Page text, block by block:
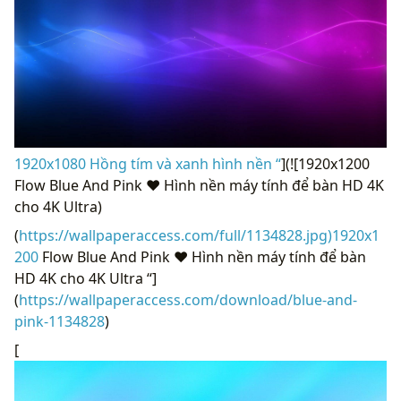
1920x1080 Hồng tím và xanh hình nền “](![1920x1200
Flow Blue And Pink ❤ Hình nền máy tính để bàn HD 4K
cho 4K Ultra)
(https://wallpaperaccess.com/full/1134828.jpg)1920x1
200 Flow Blue And Pink ❤ Hình nền máy tính để bàn
HD 4K cho 4K Ultra “]
(https://wallpaperaccess.com/download/blue-and-
pink-1134828)
[